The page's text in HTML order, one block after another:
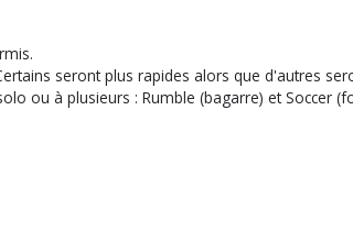
seront plus rapides alors que d'autres
ou à plusieurs : Rumble (bagarre) et Soccer